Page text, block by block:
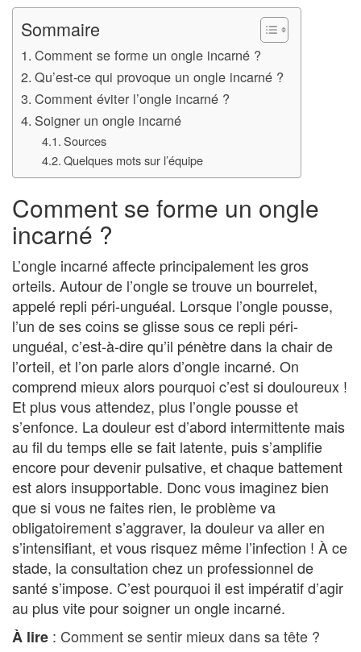
Sommaire
Comment se forme un ongle incarné ?
Qu’est-ce qui provoque un ongle incarné ?
Comment éviter l’ongle incarné ?
Soigner un ongle incarné
Sources
Quelques mots sur l’équipe
Comment se forme un ongle
incarné ?
L’ongle incarné affecte principalement les gros
orteils. Autour de l’ongle se trouve un bourrelet,
appelé repli péri-unguéal. Lorsque l’ongle pousse,
l’un de ses coins se glisse sous ce repli péri-
unguéal, c’est-à-dire qu’il pénètre dans la chair de
l’orteil, et l’on parle alors d’ongle incarné. On
comprend mieux alors pourquoi c’est si douloureux !
Et plus vous attendez, plus l’ongle pousse et
s’enfonce. La douleur est d’abord intermittente mais
au fil du temps elle se fait latente, puis s’amplifie
encore pour devenir pulsative, et chaque battement
est alors insupportable. Donc vous imaginez bien
que si vous ne faites rien, le problème va
obligatoirement s’aggraver, la douleur va aller en
s’intensifiant, et vous risquez même l’infection ! À ce
stade, la consultation chez un professionnel de
santé s’impose. C’est pourquoi il est impératif d’agir
au plus vite pour soigner un ongle incarné.
À lire : Comment se sentir mieux dans sa tête ?